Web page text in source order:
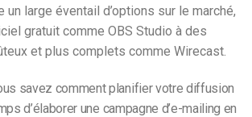
large éventail d’options sur le marché,
gratuit comme OBS Studio à des
et plus complets comme Wirecast.
savez comment planifier votre diffusion
d’élaborer une campagne d’e-mailing en